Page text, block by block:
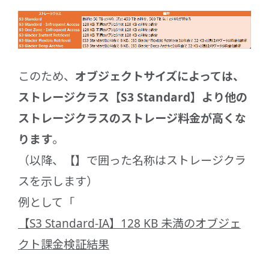
このため、 オブジェクトサイズによっては、
ストレージクラス【S3 Standard】より他の
ストレージクラスのストレージ料金が高くな
ります。
（以降、【】で囲った名称はストレージクラ
スを示します）
例として「
【S3 Standard-IA】128 KB 未満のオブジェ
クト課金検証結果